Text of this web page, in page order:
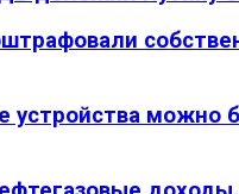
устройства можно